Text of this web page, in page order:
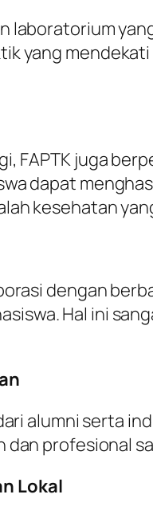
laboratorium
yang
FAPTK juga
dapat
kesehatan
dengan
Hal ini
alumni serta
dan profesional
Lokal